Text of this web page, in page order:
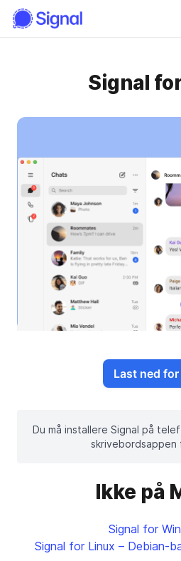
Signal
Last ned
Du må installere Signal på
skrivebordsappen
Ikke på
Signal for
Signal for Linux – Debian-